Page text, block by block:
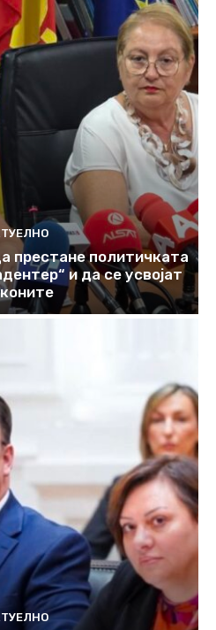
престане политичката
и да се усвојат